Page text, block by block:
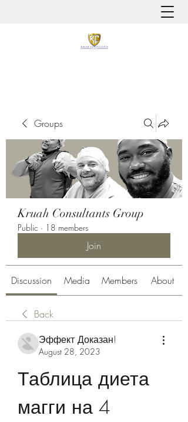
Groups
Kruah Consultants Group
Public · 18 members
Join
Discussion Media Members About
Back
Эффект Доказан!
August 28, 2023
Таблица диета
магги на 4